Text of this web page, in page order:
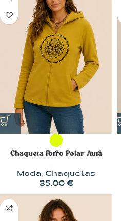
Chaqueta Forro Polar Aura
Moda, Chaquetas
35,00 €